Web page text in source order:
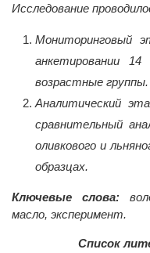
Исследование
Мониторинговый
анкетировании
возрастные группы.
Аналитический
сравнительный
оливкового и
образцах.
Ключевые слова:
масло, эксперимент.
Список